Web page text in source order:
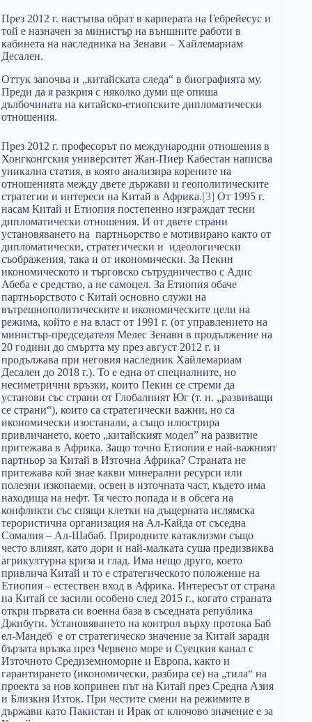
През 2012 г. настъпва обрат в кариерата на Гебрейесус и
той е назначен за министър на външните работи в
кабинета на наследника на Зенави – Хайлемариам
Десален.
Оттук започва и „китайската следа“ в биографията му.
Преди да я разкрия с няколко думи ще опиша
дълбочината на китайско-етиопските дипломатически
отношения.
През 2012 г. професорът по международни отношения в
Хонгконгския университет Жан-Пиер Кабестан написва
уникална статия, в която анализира корените на
отношенията между двете държави и геополитическите
стратегии и интереси на Китай в Африка.[3] От 1995 г.
насам Китай и Етиопия постепенно изграждат тесни
дипломатически отношения. И от двете страни
установяването на партньорство е мотивирано както от
дипломатически, стратегически и идеологически
съображения, така и от икономически. За Пекин
икономическото и търговско сътрудничество с Адис
Абеба е средство, а не самоцел. За Етиопия обаче
партньорството с Китай основно служи на
вътрешнополитическите и икономическите цели на
режима, който е на власт от 1991 г. (от управлението на
министър-председателя Мелес Зенави в продължение на
20 години до смъртта му през август 2012 г. и
продължава при неговия наследник Хайлемариам
Десален до 2018 г.). То е една от специалните, но
несиметрични връзки, които Пекин се стреми да
установи със страни от Глобалният Юг (т. н. „развиващи
се страни“), които са стратегически важни, но са
икономически изостанали, а също илюстрира
привличането, което „китайският модел” на развитие
притежава в Африка. Защо точно Етиопия е най-важният
партньор за Китай в Източна Африка? Страната не
притежава кой знае какви минерални ресурси или
полезни изкопаеми, освен в източната част, където има
находища на нефт. Тя често попада и в обсега на
конфликти със спящи клетки на дъщерната ислямска
терористична организация на Ал-Кайда от съседна
Сомалия – Ал-Шабаб. Природните катаклизми също
често влияят, като дори и най-малката суша предизвиква
агрикултурна криза и глад. Има нещо друго, което
привлича Китай и то е стратегическото положение на
Етиопия – естествен вход в Африка. Интересът от страна
на Китай се засили особено след 2015 г., когато страната
откри първата си военна база в съседната република
Джибути. Установяването на контрол върху протока Баб
ел-Мандеб е от стратегическо значение за Китай заради
бързата връзка през Червено море и Суецкия канал с
Източното Средиземноморие и Европа, както и
гарантирането (икономически, разбира се) на „тила“ на
проекта за нов копринен път на Китай през Средна Азия
и Близкия Изток. При честите смени на режимите в
държави като Пакистан и Ирак от ключово значение е за